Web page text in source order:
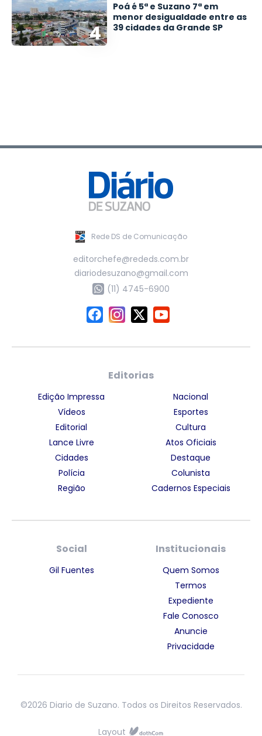
4
Poá é 5ª e Suzano 7ª em
menor desigualdade entre as
39 cidades da Grande SP
Rede DS de Comunicação
editorchefe@rededs.com.br
diariodesuzano@gmail.com
(11) 4745-6900
Editorias
Edição Impressa
Vídeos
Editorial
Lance Livre
Cidades
Polícia
Região
Nacional
Esportes
Cultura
Atos Oficiais
Destaque
Colunista
Cadernos Especiais
Social
Gil Fuentes
Institucionais
Quem Somos
Termos
Expediente
Fale Conosco
Anuncie
Privacidade
©2026 Diario de Suzano. Todos os Direitos Reservados.
Layout